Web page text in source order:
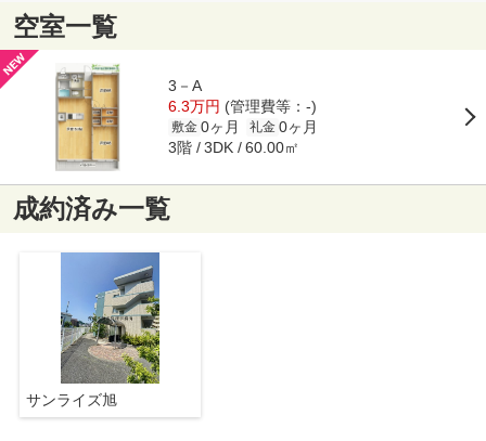
空室一覧
3－A
6.3万円 (管理費等：-)
敷金 0ヶ月 礼金 0ヶ月
3階 3DK 60.00㎡
成約済み一覧
サンライズ旭